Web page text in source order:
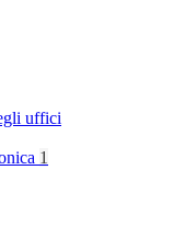
uffici
1